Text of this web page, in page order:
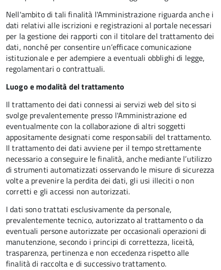
Nell'ambito di tali finalità l'Amministrazione riguarda anche i
dati relativi alle iscrizioni e registrazioni al portale necessari
per la gestione dei rapporti con il titolare del trattamento dei
dati, nonché per consentire un’efficace comunicazione
istituzionale e per adempiere a eventuali obblighi di legge,
regolamentari o contrattuali.
Luogo e modalità del trattamento
Il trattamento dei dati connessi ai servizi web del sito si
svolge prevalentemente presso l'Amministrazione ed
eventualmente con la collaborazione di altri soggetti
appositamente designati come responsabili del trattamento.
Il trattamento dei dati avviene per il tempo strettamente
necessario a conseguire le finalità, anche mediante l’utilizzo
di strumenti automatizzati osservando le misure di sicurezza
volte a prevenire la perdita dei dati, gli usi illeciti o non
corretti e gli accessi non autorizzati.
I dati sono trattati esclusivamente da personale,
prevalentemente tecnico, autorizzato al trattamento o da
eventuali persone autorizzate per occasionali operazioni di
manutenzione, secondo i principi di correttezza, liceità,
trasparenza, pertinenza e non eccedenza rispetto alle
finalità di raccolta e di successivo trattamento.